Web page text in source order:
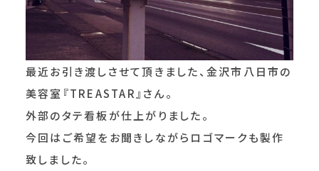
最近お引き渡しさせて頂きました、金沢市八日市の
美容室『TREASTAR』さん。
外部のタテ看板が仕上がりました。
今回はご希望をお聞きしながらロゴマークも製作
致しました。